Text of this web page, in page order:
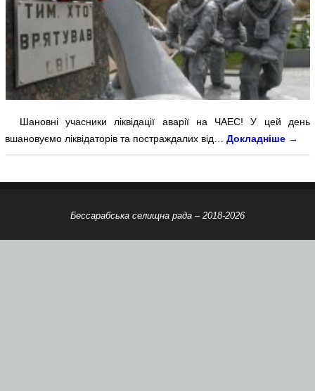
Шановні учасники ліквідації аварії на ЧАЕС! У цей день
вшановуємо ліквідаторів та постраждалих від…Докладніше →
Бессарабська селищна рада – 2018-2026